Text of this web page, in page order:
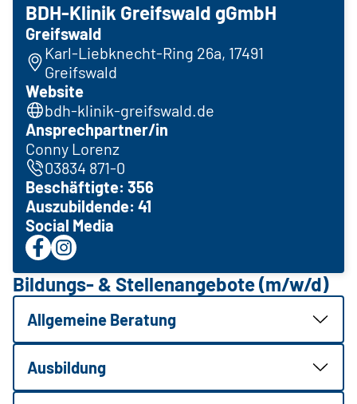
BDH-Klinik Greifswald gGmbH
Greifswald
Karl-Liebknecht-Ring 26a, 17491
Greifswald
Website
bdh-klinik-greifswald.de
Ansprechpartner/in
Conny Lorenz
03834 871-0
Beschäftigte: 356
Auszubildende: 41
Social Media
Bildungs- & Stellenangebote (m/w/d)
Allgemeine Beratung
Ausbildung